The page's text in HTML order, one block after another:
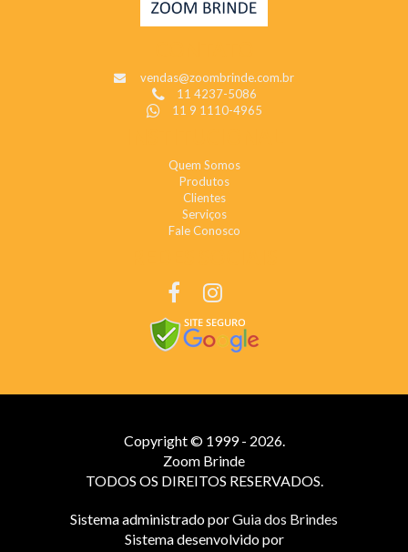
vendas@zoombrinde.com.br
11 4237-5086
11 9 1110-4965
Quem Somos
Produtos
Clientes
Serviços
Fale Conosco
Copyright © 1999 - 2026.
Zoom Brinde
TODOS OS DIREITOS RESERVADOS.
Sistema administrado porGuia dos Brindes
Sistema desenvolvido por